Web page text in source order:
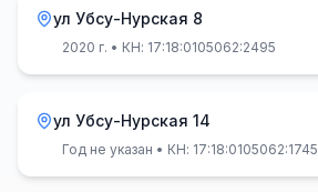
ул Убсу-Нурская 8
2020 г. • КН: 17:18:0105062:2495
ул Убсу-Нурская 14
Год не указан • КН: 17:18:0105062:1745